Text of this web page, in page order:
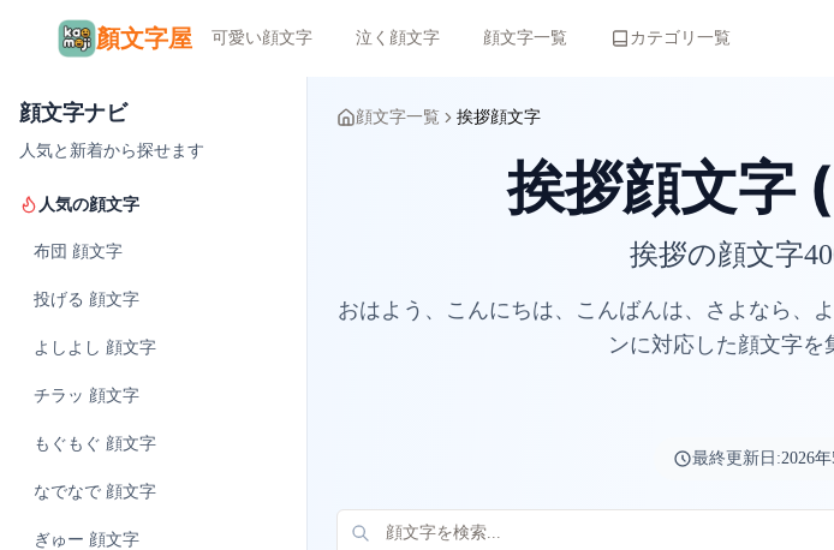
顏文字屋 可愛い顔文字 泣く顔文字 顔文字一覧 カテゴリ一覧
顔文字ナビ
人気と新着から探せます
人気の顔文字
布団 顔文字
投げる 顔文字
よしよし 顔文字
チラッ 顔文字
もぐもぐ 顔文字
なでなで 顔文字
ぎゅー 顔文字
顔文字一覧 挨拶顔文字
挨拶顔文字
挨拶の顔文字
おはよう、こんにちは、こんばんは、さよなら、
ンに対応した顔文字を
最終更新日:2026